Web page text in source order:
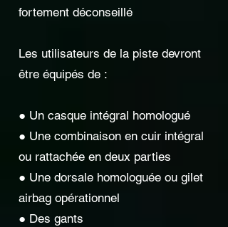
fortement déconseillé
Les utilisateurs de la piste devront
être équipés de :
● Un casque intégral homologué
● Une combinaison en cuir intégral
ou rattachée en deux parties
● Une dorsale homologuée ou gilet
airbag opérationnel
● Des gants